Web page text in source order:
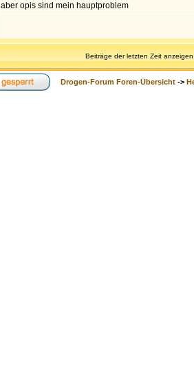
aber opis sind mein hauptproblem
Beiträge der letzten Zeit
Drogen-Forum Foren-Übersicht ->